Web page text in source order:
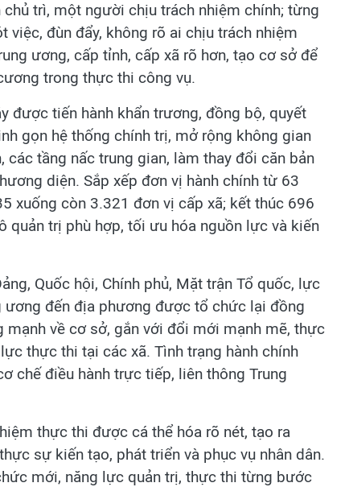
trì, một người chịu trách nhiệm chính; từng
đùn đẩy, không rõ ai chịu trách nhiệm
ương, cấp tỉnh, cấp xã rõ hơn, tạo cơ sở để
trong thực thi công vụ.
được tiến hành khẩn trương, đồng bộ, quyết
gọn hệ thống chính trị, mở rộng không gian
tầng nấc trung gian, làm thay đổi căn bản
diện. Sắp xếp đơn vị hành chính từ 63
xuống còn 3.321 đơn vị cấp xã; kết thúc 696
quản trị phù hợp, tối ưu hóa nguồn lực và kiến
Quốc hội, Chính phủ, Mặt trận Tổ quốc, lực
đến địa phương được tổ chức lại đồng
về cơ sở, gắn với đổi mới mạnh mẽ, thực
thực thi tại các xã. Tình trạng hành chính
chế điều hành trực tiếp, liên thông Trung
thực thi được cá thể hóa rõ nét, tạo ra
sự kiến tạo, phát triển và phục vụ nhân dân.
mới, năng lực quản trị, thực thi từng bước